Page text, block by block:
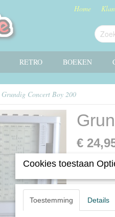
Home
RETRO BOEKEN
Grundig Concert Boy 200
€
✓Op
Cookies toestaan
Toestemming Details